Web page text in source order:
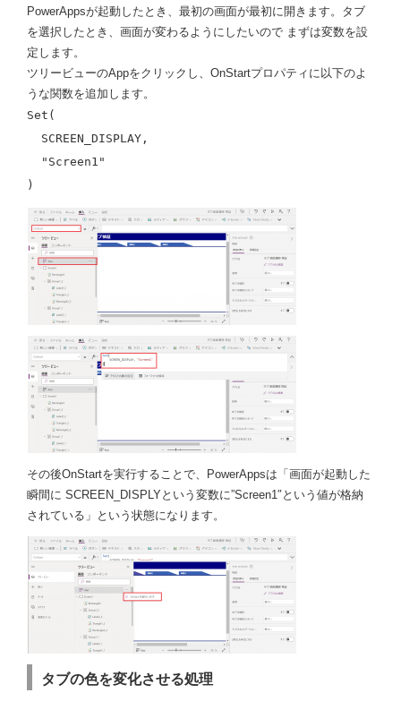
PowerAppsが起動したとき、最初の画面が最初に開きます。タブ
を選択したとき、画面が変わるようにしたいので まずは変数を設
定します。
ツリービューのAppをクリックし、OnStartプロパティに以下のよ
うな関数を追加します。
Set(
SCREEN_DISPLAY,
"Screen1"
)
その後OnStartを実行することで、PowerAppsは「画面が起動した
瞬間に SCREEN_DISPLYという変数に”Screen1″という値が格納
されている」という状態になります。
タブの色を変化させる処理